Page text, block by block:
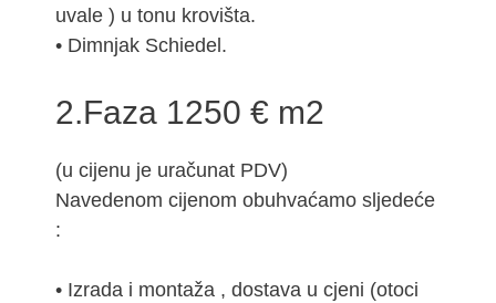
uvale ) u tonu krovišta.
• Dimnjak Schiedel.
2.Faza 1250 € m2
(u cijenu je uračunat PDV)
Navedenom cijenom obuhvaćamo sljedeće
:
• Izrada i montaža , dostava u cjeni (otoci